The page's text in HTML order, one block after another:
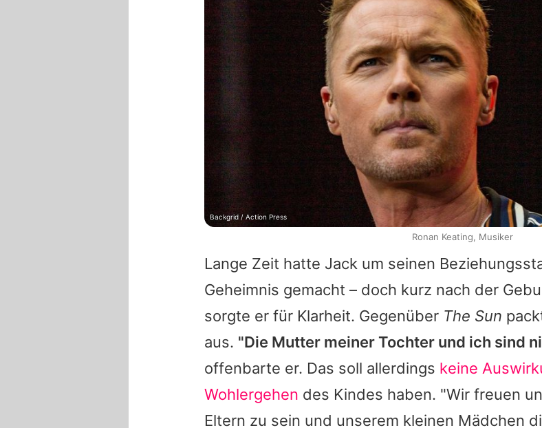
Lange Zeit hatte Jack um seinen
Geheimnis gemacht – doch kurz nach der
sorgte er für Klarheit. Gegenüber The Sun
aus. "Die Mutter meiner Tochter und ich sind
offenbarte er. Das soll allerdings keine
Wohlergehen des Kindes haben. "Wir freuen
Eltern zu sein und unserem kleinen Mädchen
Backgrid / Action Press
Ronan Keating, Musiker